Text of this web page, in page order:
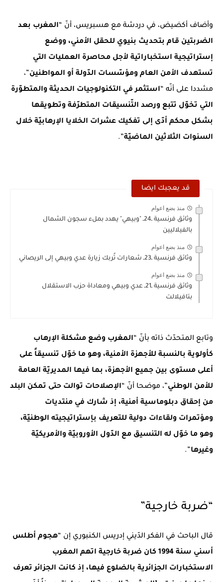
وأضاف أكضيض، في دردشة مع هسبريس، أنّ “المغرب بعد
الضربتين قام بتحديث بنيوي للحقل الأمني، ووضع
إستراتيجية استخباراتية لأجل محاصرة العمليات التي
تستهدف الأمن العام ومؤسّسات الدّولة أو المواطنين”،
مشددا على أنّه “استثمر في التكنولوجيات الحديثة والمتطوّرة
التي تخوّل تتبع ورصد التّنسيقات المتطرّفة وتطويقها
بشكل محكم أدّى إلى تفكيك عشرات الخلايا الإرهابيّة خلال
السنوات الثلاثين الماضيّة”.
قد يعجبك ايضا
منذ بضع اعوام
وثائق فرنسية ـ24ـ "وبيهي" يهدد بملء سجون الشمال
بالفيلاليين
منذ بضع اعوام
وثائق فرنسية ـ23ـ شعارات تُربك زيارة عدي وبيهي إلى الريصاني
منذ بضع اعوام
وثائق فرنسية ـ21ـ عدي وبيهي ومعاداة حزب الاستقلال
بتافيلالت
وتابع المتحدّث ذاته بأنّ “المغرب وضع مشكلة الإرهاب
كأولوية بالنسبة للأجهزة الأمنية، وهو ما خوّل تنسيقاً على
أعلى مستوى بين جميع الأجهزة، بما فيها المديريّة العامة
للأمن الوطني”، موضحا أنّ “الإصلاحات توالت حتى تمكن البلد
من إحقاق دبلوماسية أمنية، إذ شارك في منتديات
ومؤتمرات ولقاءات دولية للتعريف بإستراتيجيته الوطنيّة،
وهو ما خوّل له التنسيق مع الدّول الأوروبيّة والأمريكيّة
وغيرها”.
“ضربة خارجية”
قال الباحث في الفكر الدّيني إدريس الكنبوري إن “هجوم أطلس
أسني سنة 1994 كان ضربة خارجية اتهم المغرب
الاستخبارات الجزائرية بالضلوع فيها، إذ كانت الجزائر تعرف